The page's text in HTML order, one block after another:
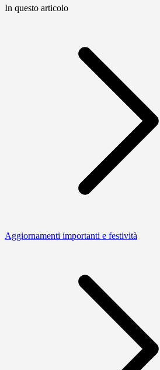
In questo articolo
Aggiornamenti importanti e festività